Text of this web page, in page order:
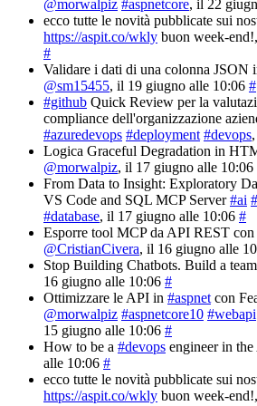
@morwalpiz #aspnetcore, il 22
ecco tutte le novità pubblicate sui
https://aspit.co/wkly buon week-end!
#
Validare i dati di una colonna JSON
@sm15455, il 19 giugno alle 10:06 #
#github Quick Review per la
compliance dell'organizzazione
#azuredevops #deployment #devops
Logica Graceful Degradation in
@morwalpiz, il 17 giugno alle 10:06
From Data to Insight: Exploratory
VS Code and SQL MCP Server#ai
#database, il 17 giugno alle 10:06 #
Esporre tool MCP da API REST con
@CristianCivera, il 16 giugno alle
Stop Building Chatbots. Build a
16 giugno alle 10:06 #
Ottimizzare le API in #aspnet con
@morwalpiz #aspnetcore10 #webapi
15 giugno alle 10:06 #
How to be a #devops engineer in the
alle 10:06 #
ecco tutte le novità pubblicate sui
https://aspit.co/wkly buon week-end!